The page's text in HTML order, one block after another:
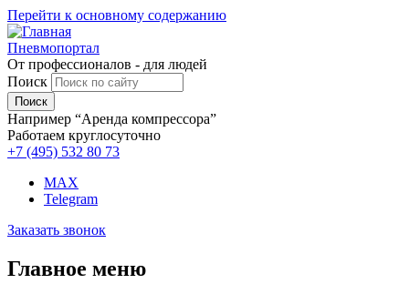
Перейти к основному содержанию
Пневмопортал
От профессионалов - для людей
Поиск
Например “Аренда компрессора”
Работаем круглосуточно
+7 (495) 532 80 73
MAX
Telegram
Заказать звонок
Главное меню